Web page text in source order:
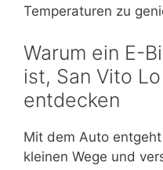
Temperaturen zu
Warum ein E-
ist, San Vito
entdecken
Mit dem Auto
kleinen Wege und